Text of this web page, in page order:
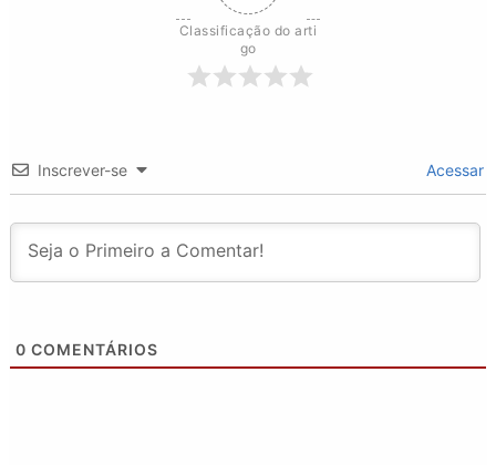
Classificação do arti
go
Inscrever-se Acessar
0 COMENTÁRIOS